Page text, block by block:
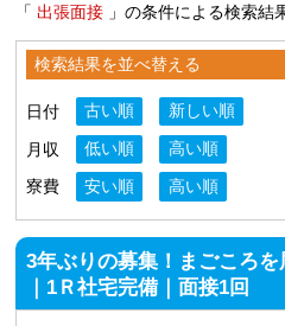
「 出張面接 」の条件による検索結
検索結果を並べ替える
日付 古い順
新しい順
月収
低い順
高い順
寮費
安い順 高い順
3年ぶりの募集！まごころ
｜1Ｒ社宅完備｜面接1回